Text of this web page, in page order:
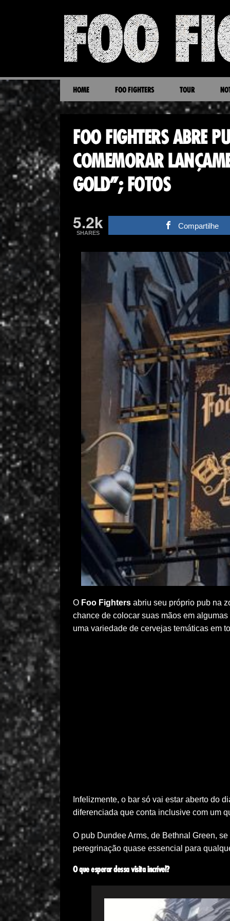
HOME FOO FIGHTERS TOUR
FOO FIGHTERS ABRE
COMEMORAR
GOLD”; FOTOS
5.2k
SHARES
Compartilhe
O Foo Fighters abriu seu próprio pub na
chance de colocar suas mãos em algumas
uma variedade de cervejas temáticas em
Infelizmente, o bar só vai estar aberto do
diferenciada que conta inclusive com um
O pub Dundee Arms, de Bethnal Green,
peregrinação quase essencial para
O que esperar dessa visita incrível?